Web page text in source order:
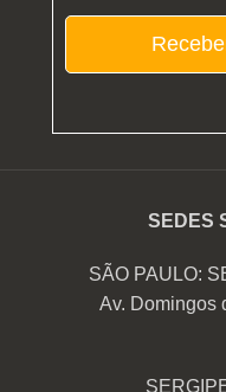
SEDES
SÃO PAULO:
Av. Domingos